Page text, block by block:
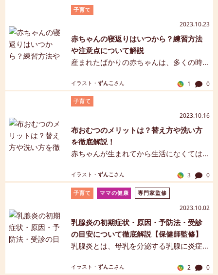
す。そのため、働き方が制限され、生活
が厳しい傾向にあります。そこでぜひ活
用したいのが、公的な手当金や助成金。
国や各市区町村には、ひとり親の家庭を
サポートするためのさまざまな制度が用
意されています。この記事では、主にひ
する制度をご紹介しますので、ぜひ参考
にしてくださいね。【マンガ解説】
イラスト・ ずんこさん
赤ちゃんの寝返りはいつから？練習方法
や注意点について解説
産まれたばかりの赤ちゃんは、多くの時
初めて自分の力で寝返りしてうつ伏せに
なったときは、成長を感じる瞬間のひと
つですよね。寝返りで赤ちゃんから見え
る世界はぐんと広がります。この記事で
は、赤ちゃんがいつ頃から寝返りをし始
めるのか、寝返りの練習方法や注意点、
安全対策などをご紹介します。【マンガ
子育て
2023.10.23
1 0
イラスト・ ずんこさん
布おむつのメリットは？替え方や洗い方
を徹底解説！
赤ちゃんが生まれてから生活になくては
で、長い付き合いになります。大きく
「紙おむつ」「布おむつ」の2つがあり、
一般的には紙おむつが主流ですが、より
自然に近くコストパフォーマンスに優れ
た布おむつの愛用者もたくさんいます。
布おむつのメリットとデメリットを知
り、使いやすいと感じたら、ぜひ取り入
子育て
2023.10.16
3 0
イラスト・ ずんこさん
乳腺炎の初期症状・原因・予防法・受診
の目安について徹底解説【保健師監修】
乳腺炎とは、母乳を分泌する乳腺に炎症
のは「うっ滞性乳腺炎」と「化膿性乳腺
子育て ママの健康 専門家監修
2023.10.02
2 0